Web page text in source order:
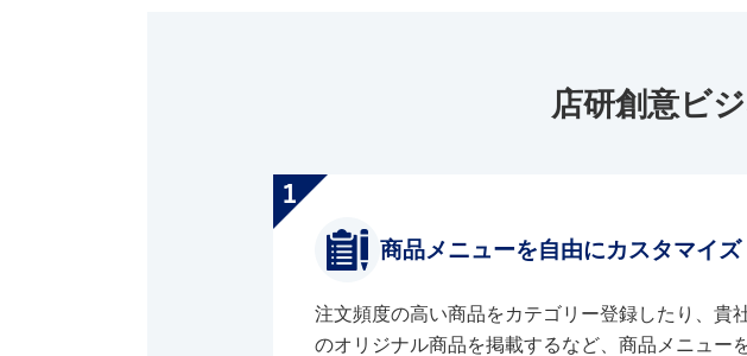
店研創意ビ
商品メニューを自由にカスタマイズ
注文頻度の高い商品をカテゴリー登録したり、貴
のオリジナル商品を掲載するなど、商品メニュー